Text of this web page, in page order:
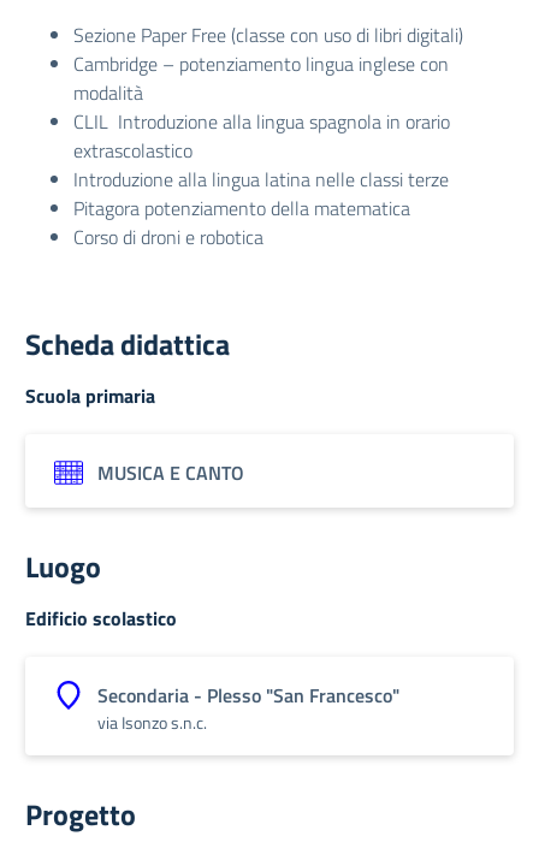
Sezione Paper Free (classe con uso di libri digitali)
Cambridge – potenziamento lingua inglese con
modalità
CLIL Introduzione alla lingua spagnola in orario
extrascolastico
Introduzione alla lingua latina nelle classi terze
Pitagora potenziamento della matematica
Corso di droni e robotica
Scheda didattica
Scuola primaria
MUSICA E CANTO
Luogo
Edificio scolastico
Secondaria - Plesso "San Francesco"
via Isonzo s.n.c.
Progetto